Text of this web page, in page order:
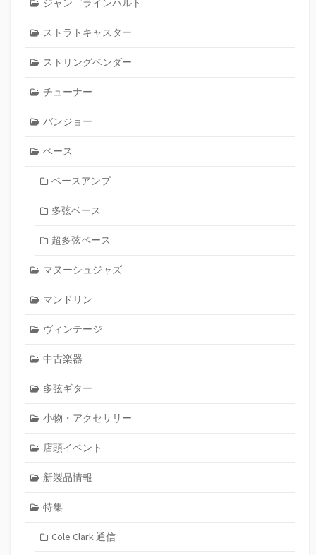
ジャンゴラインハルト
ストラトキャスター
ストリングベンダー
チューナー
バンジョー
ベース
ベースアンプ
多弦ベース
超多弦ベース
マヌーシュジャズ
マンドリン
ヴィンテージ
中古楽器
多弦ギター
小物・アクセサリー
店頭イベント
新製品情報
特集
Cole Clark 通信